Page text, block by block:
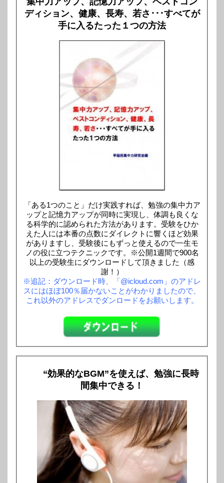
ディション、健康、長寿、若さ･･･すべてが
手に入るたった１つの方法
「ある1つのこと」だけ実践すれば、勉強の集中力ア
ップと記憶力アップが同時に実現し、体調も良くな
る科学的に認められた方法があります。受験をひか
えた人には本番の点数にダイレクトに響くほど効果
がありますし、受験後にもずっと使えるので一生モ
ノの役に立つテクニックです。※公開1週間で900名
以上の受験生にダウンロードして頂きました（感
謝！）
※追記：ダウンロード時、「@icloud.com」のアドレ
スにはほぼ100％届かないことがわかりましたので、
これ以外のアドレスでダンロードをお願いします。
“効果的なBGM”を使えば、勉強に長時
間集中できる！